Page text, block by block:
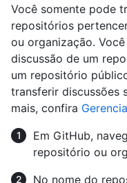
Você somente pode
repositórios
ou organização.
discussão de um
um repositório
transferir discussões
mais, confira
Em GitHub,
repositório ou
No nome do